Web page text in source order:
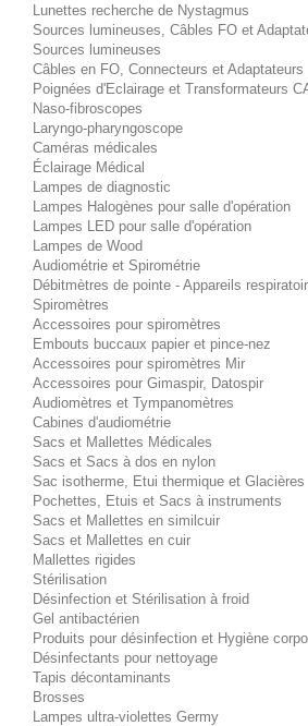
Lunettes recherche de Nystagmus
Sources lumineuses, Câbles FO et
Sources lumineuses
Câbles en FO, Connecteurs et Adaptateurs
Poignées d'Eclairage et Transformateurs
Naso-fibroscopes
Laryngo-pharyngoscope
Caméras médicales
Éclairage Médical
Lampes de diagnostic
Lampes Halogènes pour salle d'opération
Lampes LED pour salle d'opération
Lampes de Wood
Audiométrie et Spirométrie
Débitmètres de pointe - Appareils
Spiromètres
Accessoires pour spiromètres
Embouts buccaux papier et pince-nez
Accessoires pour spiromètres Mir
Accessoires pour Gimaspir, Datospir
Audiomètres et Tympanomètres
Cabines d'audiométrie
Sacs et Mallettes Médicales
Sacs et Sacs à dos en nylon
Sac isotherme, Etui thermique et Glacières
Pochettes, Etuis et Sacs à instruments
Sacs et Mallettes en similcuir
Sacs et Mallettes en cuir
Mallettes rigides
Stérilisation
Désinfection et Stérilisation à froid
Gel antibactérien
Produits pour désinfection et Hygiène
Désinfectants pour nettoyage
Tapis décontaminants
Brosses
Lampes ultra-violettes Germy